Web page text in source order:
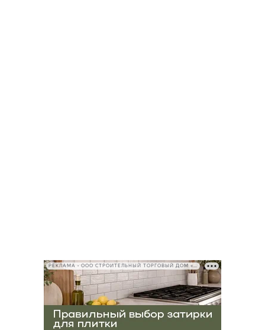
РЕКЛАМА • ООО СТРОИТЕЛЬНЫЙ ТОРГОВЫЙ ДОМ «ПЕТРОВИЧ», ИНН 7802348846